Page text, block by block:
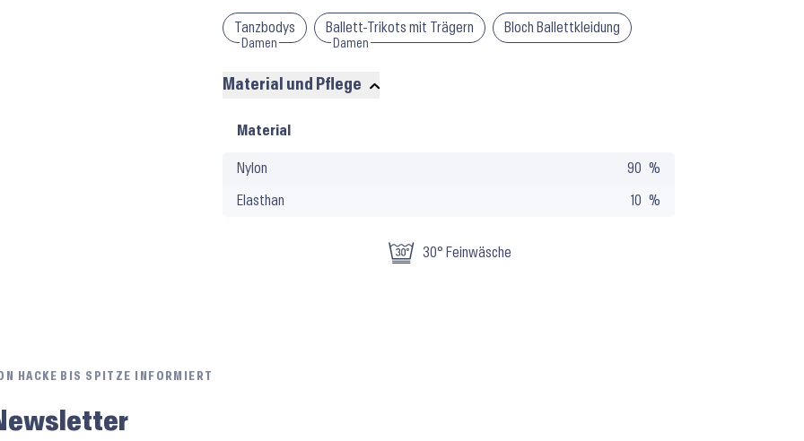
Tanzbodys
Damen
Ballett-Trikots mit Trägern
Damen
Bloch Ballettkleidung
Material und Pflege
Material
Pflege
Material
Nylon 90
Elasthan 10
30° Feinwäsche
HACKE BIS SPITZE INFORMIERT